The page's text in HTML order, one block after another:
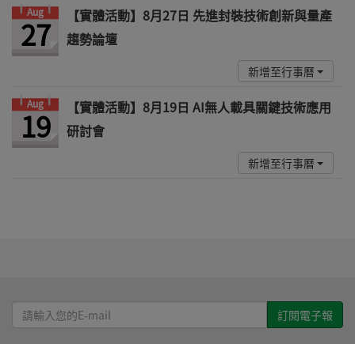
Aug
27
【實體活動】8月27日 先進封裝技術創新與量產
趨勢論壇
新增至行事曆
Aug
19
【實體活動】8月19日 AI無人載具關鍵技術應用
研討會
新增至行事曆
請
輸